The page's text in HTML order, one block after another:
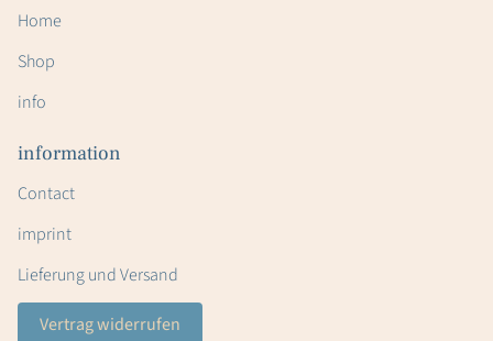
Home
Shop
info
information
Contact
imprint
Lieferung und Versand
Vertrag widerrufen